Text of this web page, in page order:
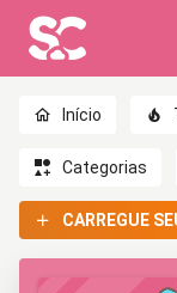
Início
Categorias
CARREGUE